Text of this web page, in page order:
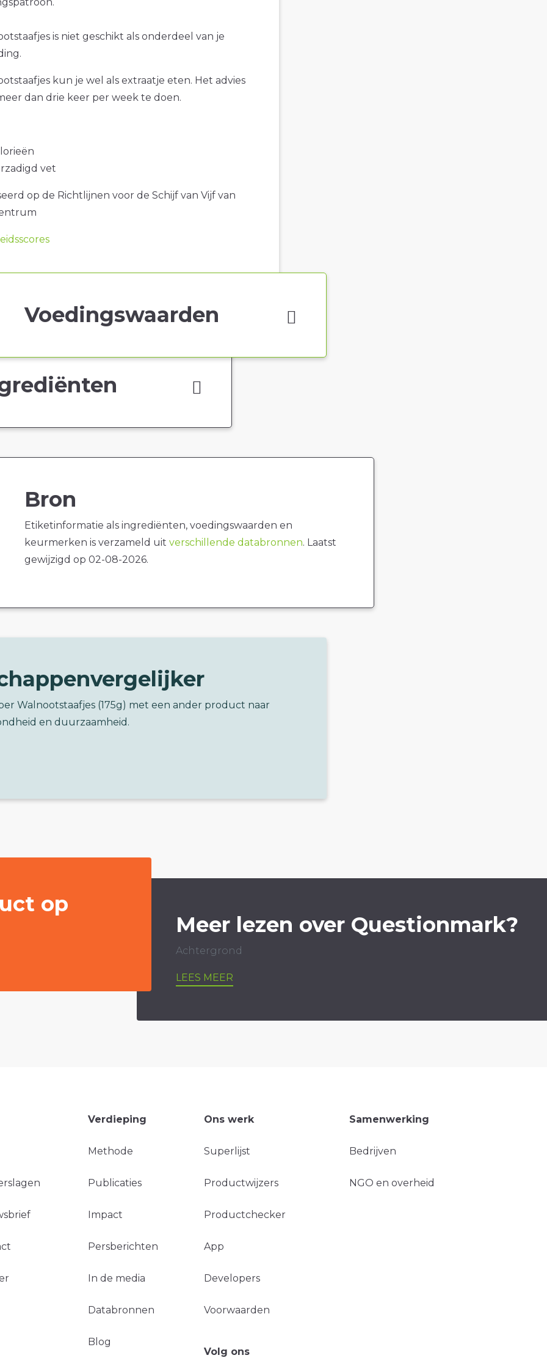
is niet geschikt als onderdeel van je
kun je wel als extraatje eten. Het advies
dan drie keer per week te doen.
vet
op de Richtlijnen voor de Schijf van Vijf van
Voedingswaarden
Bron
Etiketinformatie als ingrediënten, voedingswaarden en
keurmerken is verzameld uit verschillende databronnen. Laatst
gewijzigd op 02-08-2026.
Walnootstaafjes (175g) met een ander product naar
en duurzaamheid.
op
Meer lezen over Questionmark?
Achtergrond
LEES MEER
Verdieping
Methode
Publicaties
Impact
Persberichten
In de media
Databronnen
Blog
Ons werk
Superlijst
Productwijzers
Productchecker
App
Developers
Voorwaarden
Samenwerking
Bedrijven
NGO en overheid
Volg ons